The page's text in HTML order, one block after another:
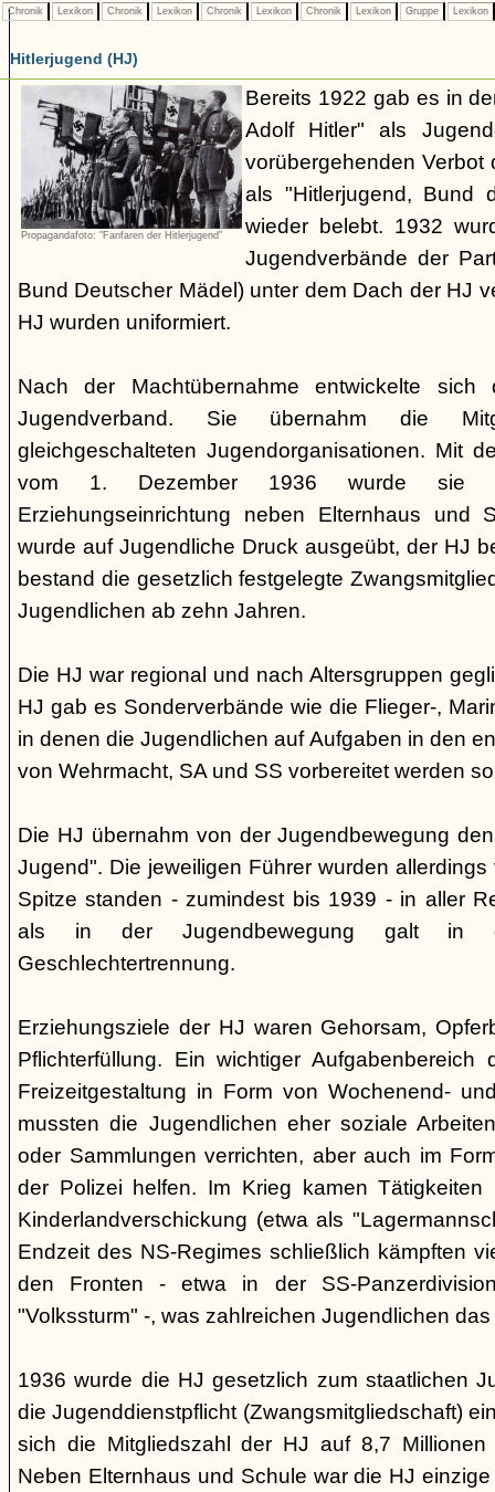
Chronik Lexikon Chronik Lexikon Chronik Lexikon Chronik Lexikon Gruppe Lexikon
Hitlerjugend (HJ)
Propagandafoto: "Fanfaren der Hitlerjugend"
Bereits 1922 gab es in
Adolf Hitler" als
vorübergehenden Verbot
als "Hitlerjugend, Bund
wieder belebt. 1932
Jugendverbände der
Bund Deutscher Mädel) unter dem Dach der HJ
HJ wurden uniformiert.
Nach der Machtübernahme entwickelte
Jugendverband. Sie übernahm die
gleichgeschalteten Jugendorganisationen. Mit
vom 1. Dezember 1936 wurde sie
Erziehungseinrichtung neben Elternhaus und
wurde auf Jugendliche Druck ausgeübt, der HJ
bestand die gesetzlich festgelegte
Jugendlichen ab zehn Jahren.
Die HJ war regional und nach Altersgruppen
HJ gab es Sonderverbände wie die Flieger-,
in denen die Jugendlichen auf Aufgaben in den
von Wehrmacht, SA und SS vorbereitet werden
Die HJ übernahm von der Jugendbewegung
Jugend". Die jeweiligen Führer wurden
Spitze standen - zumindest bis 1939 - in aller
als in der Jugendbewegung galt in
Geschlechtertrennung.
Erziehungsziele der HJ waren Gehorsam,
Pflichterfüllung. Ein wichtiger
Freizeitgestaltung in Form von Wochenend-
mussten die Jugendlichen eher soziale
oder Sammlungen verrichten, aber auch im
der Polizei helfen. Im Krieg kamen
Kinderlandverschickung (etwa als
Endzeit des NS-Regimes schließlich kämpften
den Fronten - etwa in der SS-
"Volkssturm" -, was zahlreichen Jugendlichen
1936 wurde die HJ gesetzlich zum staatlichen
die Jugenddienstpflicht (Zwangsmitgliedschaft)
sich die Mitgliedszahl der HJ auf 8,7 Millionen
Neben Elternhaus und Schule war die HJ